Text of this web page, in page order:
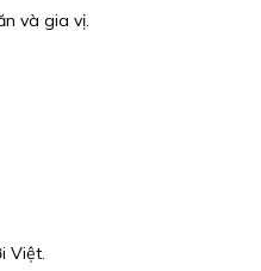
và gia vị.
Việt.